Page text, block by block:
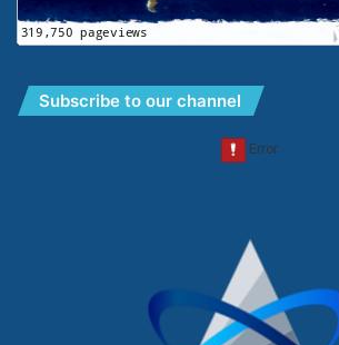
Subscribe to our channel